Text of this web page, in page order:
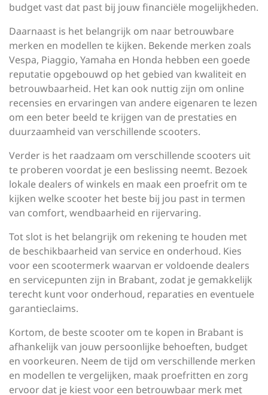
budget vast dat past bij jouw financiële mogelijkheden.
Daarnaast is het belangrijk om naar betrouwbare
merken en modellen te kijken. Bekende merken zoals
Vespa, Piaggio, Yamaha en Honda hebben een goede
reputatie opgebouwd op het gebied van kwaliteit en
betrouwbaarheid. Het kan ook nuttig zijn om online
recensies en ervaringen van andere eigenaren te lezen
om een beter beeld te krijgen van de prestaties en
duurzaamheid van verschillende scooters.
Verder is het raadzaam om verschillende scooters uit
te proberen voordat je een beslissing neemt. Bezoek
lokale dealers of winkels en maak een proefrit om te
kijken welke scooter het beste bij jou past in termen
van comfort, wendbaarheid en rijervaring.
Tot slot is het belangrijk om rekening te houden met
de beschikbaarheid van service en onderhoud. Kies
voor een scootermerk waarvan er voldoende dealers
en servicepunten zijn in Brabant, zodat je gemakkelijk
terecht kunt voor onderhoud, reparaties en eventuele
garantieclaims.
Kortom, de beste scooter om te kopen in Brabant is
afhankelijk van jouw persoonlijke behoeften, budget
en voorkeuren. Neem de tijd om verschillende merken
en modellen te vergelijken, maak proefritten en zorg
ervoor dat je kiest voor een betrouwbaar merk met